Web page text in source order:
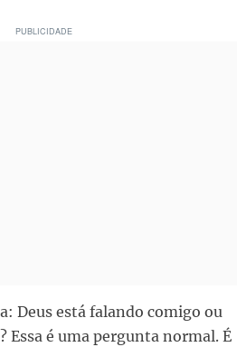
Deus está falando comigo ou
Essa é uma pergunta normal. É